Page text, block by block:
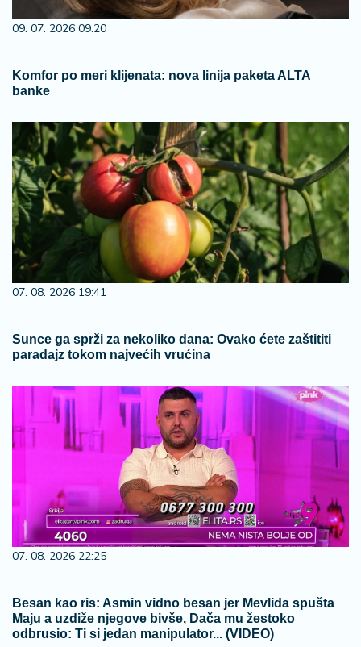
09. 07. 2026 09:20
Komfor po meri klijenata: nova linija paketa ALTA
banke
07. 08. 2026 19:41
Sunce ga sprži za nekoliko dana: Ovako ćete zaštititi
paradajz tokom najvećih vrućina
07. 08. 2026 22:25
Besan kao ris: Asmin vidno besan jer Mevlida spušta
Maju a uzdiže njegove bivše, Dača mu žestoko
odbrusio: Ti si jedan manipulator... (VIDEO)